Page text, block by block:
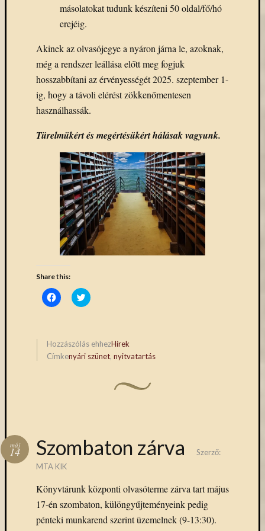
másolatokat tudunk készíteni 50 oldal/fő/hó
erejéig.
Akinek az olvasójegye a nyáron járna le, azoknak,
még a rendszer leállása előtt meg fogjuk
hosszabbítani az érvényességét 2025. szeptember 1-
ig, hogy a távoli elérést zökkenőmentesen
használhassák.
Türelmükért és megértésükért hálásak vagyunk.
Share this:
Click
to
in
new
window)
Click
to
in
new
window)
Hozzászólás ehhezHírek
Címkenyári szünet, nyitvatartás
Szombaton zárva
máj
14
Szerző:
MTA KIK
Könyvtárunk központi olvasóterme zárva tart május
17-én szombaton, különgyűjteményeink pedig
pénteki munkarend szerint üzemelnek (9-13:30).